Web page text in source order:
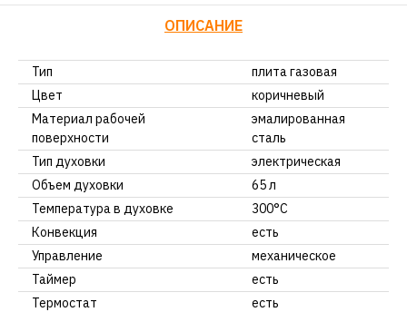
ОПИСАНИЕ
Тип
плита газовая
Цвет
коричневый
Материал рабочей
поверхности
эмалированная
сталь
Тип духовки
электрическая
Объем духовки
65 л
Температура в духовке
300°C
Конвекция
есть
Управление
механическое
Таймер
есть
Термостат
есть